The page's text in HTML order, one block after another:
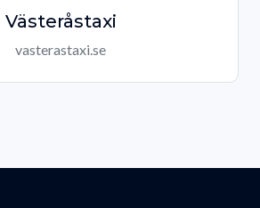
Västeråstaxi
vasterastaxi.se